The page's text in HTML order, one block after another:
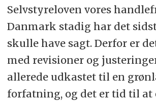
Selvstyreloven vores
Danmark stadig har det
skulle have sagt. Derfor er
med revisioner og
allerede udkastet til en
forfatning, og det er tid til at